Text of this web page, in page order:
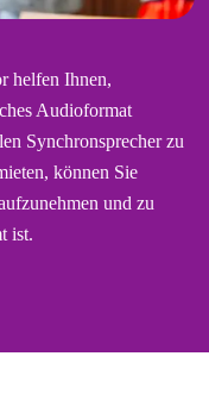
helfen Ihnen,
Audioformat
Synchronsprecher zu
können Sie
und zu
ist.